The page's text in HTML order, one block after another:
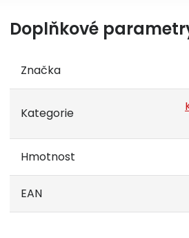
Doplňkové
Značka
Kategorie
Hmotnost
EAN